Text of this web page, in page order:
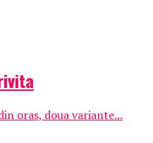
oras, doua variante...